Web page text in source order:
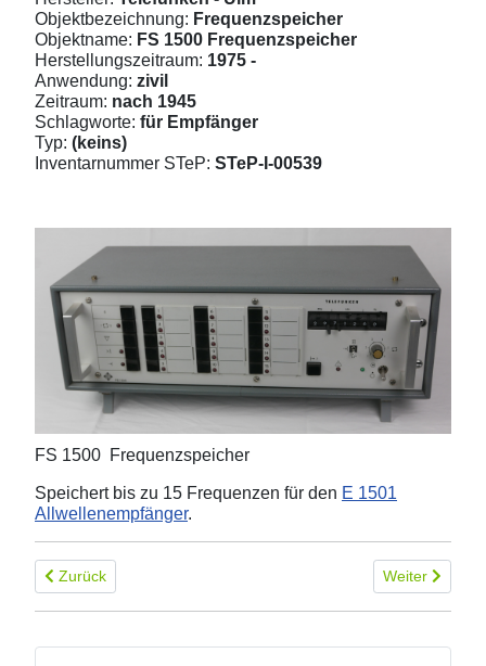
Objektbezeichnung: Frequenzspeicher
Objektname: FS 1500 Frequenzspeicher
Herstellungszeitraum: 1975 -
Anwendung: zivil
Zeitraum: nach 1945
Schlagworte: für Empfänger
Typ: (keins)
Inventarnummer STeP: STeP-I-00539
FS 1500 Frequenzspeicher
Speichert bis zu 15 Frequenzen für den E 1501
Allwellenempfänger.
Vorheriger Beitrag: E 1501 Allwellenempfänger
Zurück Nächster
Weiter